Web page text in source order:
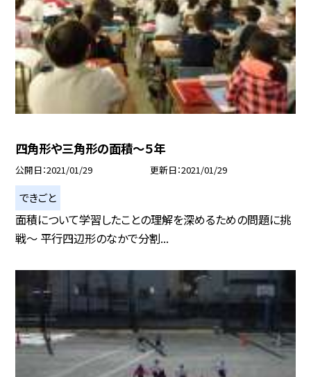
四角形や三角形の面積〜５年
公開日 2021/01/29 更新日 2021/01/29
できごと
面積について学習したことの理解を深めるための問題に挑
戦〜 平行四辺形のなかで分割...